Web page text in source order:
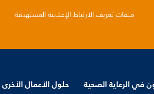
ملفات تعريف الارتباط الإعلانية المستهدفة
في الرعاية الصحية حلول الأعمال الأخرى